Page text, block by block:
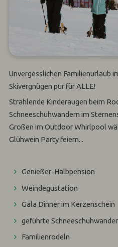
Unvergesslichen Familienurlaub
Skivergnügen pur für ALLE!
Strahlende Kinderaugen beim
Schneeschuhwandern im
Großen im Outdoor Whirlpool
Glühwein Party feiern...
Genießer-Halbpension
Weindegustation
Gala Dinner im Kerzenschein
geführte
Familienrodeln